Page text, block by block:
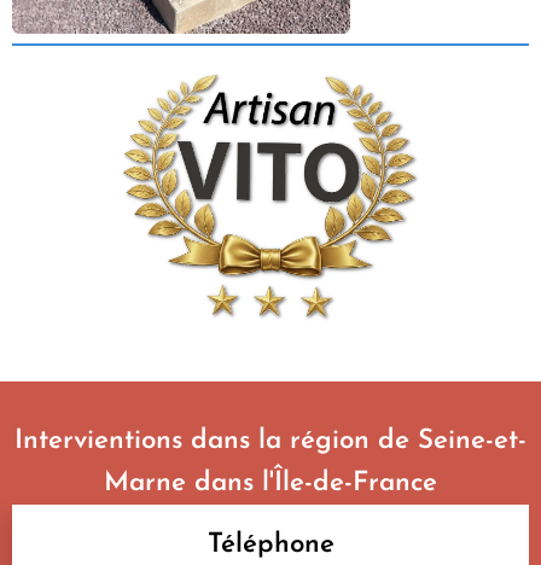
Intervientions dans la région de Seine-et-
Marne dans l'Île-de-France
Téléphone